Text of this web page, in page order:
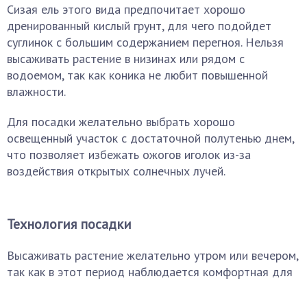
Сизая ель этого вида предпочитает хорошо
дренированный кислый грунт, для чего подойдет
суглинок с большим содержанием перегноя. Нельзя
высаживать растение в низинах или рядом с
водоемом, так как коника не любит повышенной
влажности.
Для посадки желательно выбрать хорошо
освещенный участок с достаточной полутенью днем,
что позволяет избежать ожогов иголок из-за
воздействия открытых солнечных лучей.
Технология посадки
Высаживать растение желательно утром или вечером,
так как в этот период наблюдается комфортная для